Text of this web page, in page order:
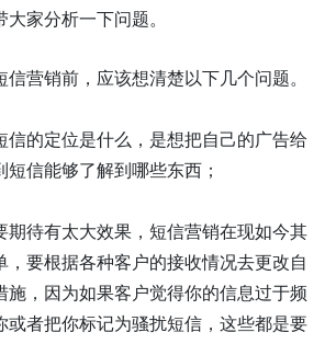
家分析一下问题。
信营销前，应该想清楚以下几个问题。
信的定位是什么，是想把自己的广告给
信能够了解到哪些东西；
期待有太大效果，短信营销在现如今其
，要根据各种客户的接收情况去更改自
施，因为如果客户觉得你的信息过于频
或者把你标记为骚扰短信，这些都是要